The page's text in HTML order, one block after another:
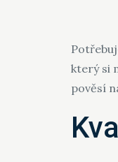
který si
pověsí